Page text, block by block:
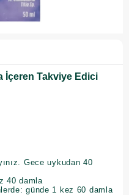
İçeren Takviye Edici
Gece uykudan 40
40 damla
günde 1 kez 60 damla